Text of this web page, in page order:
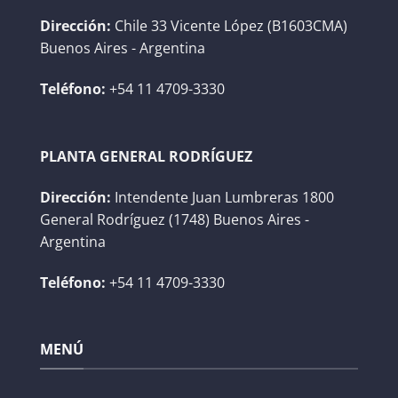
Dirección: Chile 33 Vicente López (B1603CMA)
Buenos Aires - Argentina
Teléfono: +54 11 4709-3330
PLANTA GENERAL RODRÍGUEZ
Dirección: Intendente Juan Lumbreras 1800
General Rodríguez (1748) Buenos Aires -
Argentina
Teléfono: +54 11 4709-3330
MENÚ